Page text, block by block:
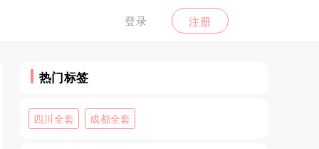
登录 注册
热门标签
四川全套 成都全套